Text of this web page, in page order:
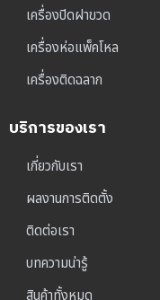
เครื่องปิดฝาขวด
เครื่องห่อแพ็คโหล
เครื่องติดฉลาก
บริการของเรา
เกี่ยวกับเรา
ผลงานการติดตั้ง
ติดต่อเรา
บทความน่ารู้